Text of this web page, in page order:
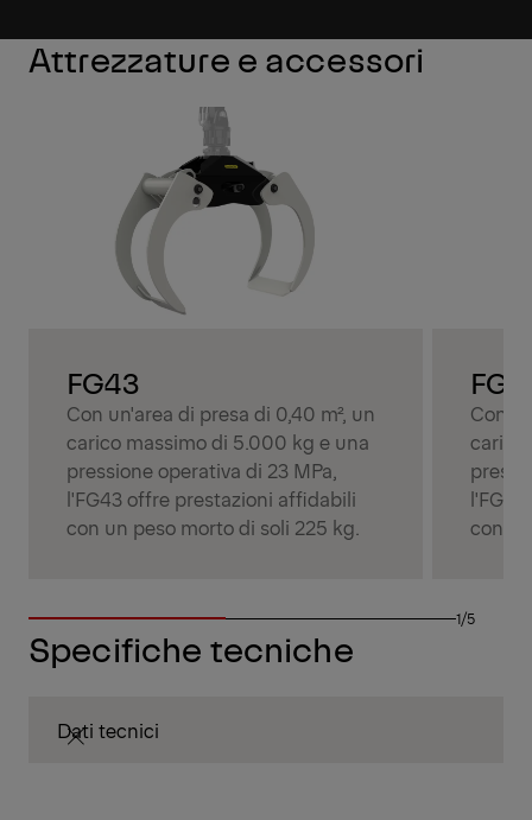
Attrezzature e accessori
FG43
Con un'area di presa di 0,40 m², un
carico massimo di 5.000 kg e una
pressione operativa di 23 MPa,
l'FG43 offre prestazioni affidabili
con un peso morto di soli 225 kg.
Con
carico
con
1/5
Specifiche tecniche
Dati tecnici